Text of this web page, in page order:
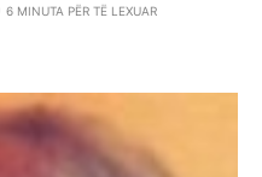
6 MINUTA PËR TË LEXUAR